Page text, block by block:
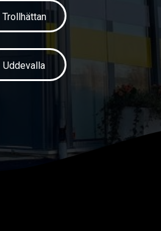
Trollhättan
Uddevalla